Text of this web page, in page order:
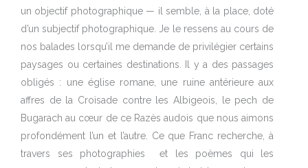
un objectif photographique — il semble, à la place, doté
d’un subjectif photographique. Je le ressens au cours de
nos balades lorsqu’il me demande de privilégier certains
paysages ou certaines destinations. Il y a des passages
obligés : une église romane, une ruine antérieure aux
affres de la Croisade contre les Albigeois, le pech de
Bugarach au cœur de ce Razès audois que nous aimons
profondément l’un et l’autre. Ce que Franc recherche, à
travers ses photographies
et les poèmes qui les